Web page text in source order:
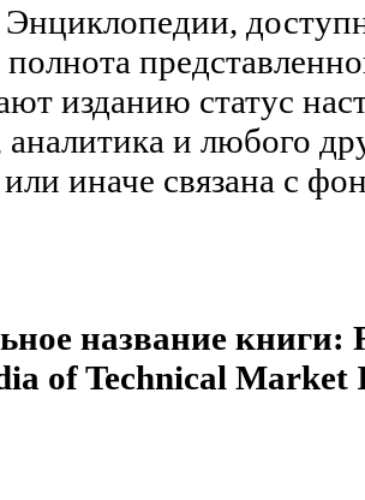
полнота
изданию статус
аналитика и любого
или иначе связана с
название книги:
of Technical